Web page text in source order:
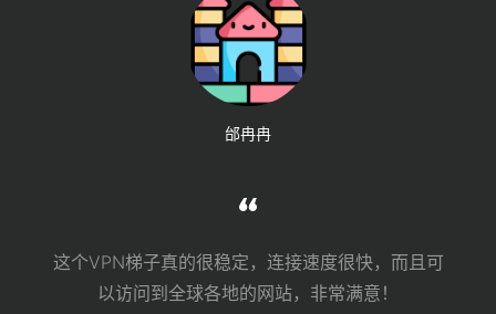
邰冉冉
这个VPN梯子真的很稳定，连接速度很快，而且可
以访问到全球各地的网站，非常满意！